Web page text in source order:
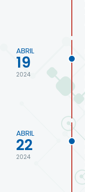
ABRIL
19
2024
ABRIL
22
2024